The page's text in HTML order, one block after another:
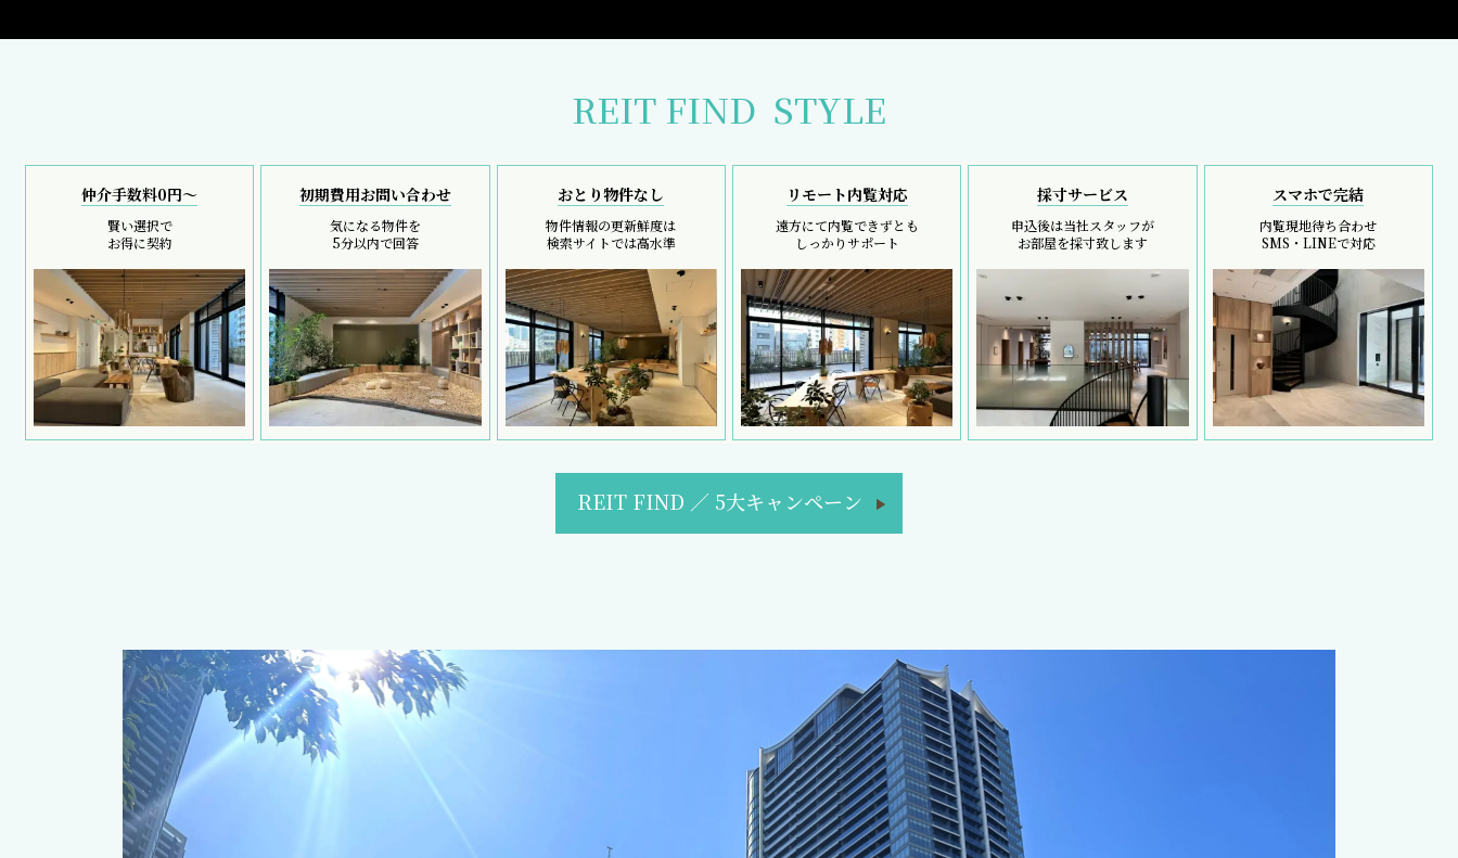
REIT FIND STYLE
仲介手数料0円～
賢い選択で
お得に契約
初期費用お問い合わせ
気になる物件を
5分以内で回答
おとり物件なし
物件情報の更新鮮度は
検索サイトでは高水準
リモート内覧対応
遠方にて内覧できずとも
しっかりサポート
採寸サービス
申込後は当社スタッフが
お部屋を採寸致します
スマホで完結
内覧現地待ち合わせ
SMS・LINEで対応
REIT FIND ／ 5大キャンペーン